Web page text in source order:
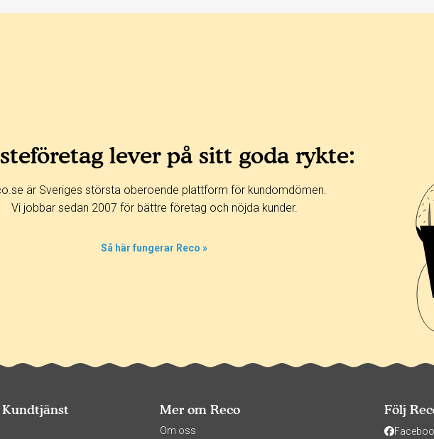
lever på sitt goda rykte:
är Sveriges största oberoende plattform för kundomdömen.
Vi jobbar sedan 2007 för bättre företag och nöjda kunder.
Så här fungerar Reco »
Mer om Reco
Om oss
Följ